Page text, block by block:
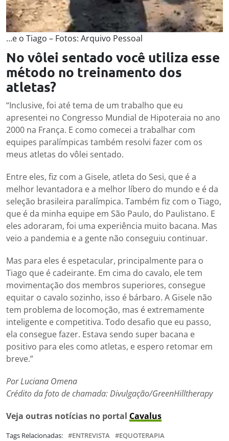
…e o Tiago – Fotos: Arquivo Pessoal
No vôlei sentado você utiliza esse
método no treinamento dos
atletas?
“Inclusive, foi até tema de um trabalho que eu
apresentei no Congresso Mundial de Hipoteraia no ano
2000 na França. E como comecei a trabalhar com
equipes paralímpicas também resolvi fazer com os
meus atletas do vôlei sentado.
Entre eles, fiz com a Gisele, atleta do Sesi, que é a
melhor levantadora e a melhor líbero do mundo e é da
seleção brasileira paralímpica. Também fiz com o Tiago,
que é da minha equipe em São Paulo, do Paulistano. E
eles adoraram, foi uma experiência muito bacana. Mas
veio a pandemia e a gente não conseguiu continuar.
Mas para eles é espetacular, principalmente para o
Tiago que é cadeirante. Em cima do cavalo, ele tem
movimentação dos membros superiores, consegue
equitar o cavalo sozinho, isso é bárbaro. A Gisele não
tem problema de locomoção, mas é extremamente
inteligente e competitiva. Todo desafio que eu passo,
ela consegue fazer. Estava sendo super bacana e
positivo para eles como atletas, e espero retomar em
breve.”
Por Luciana Omena
Crédito da foto de chamada: Divulgação/GreenHilltherapy
Veja outras notícias no portal Cavalus
Tags Relacionadas: ENTREVISTA EQUOTERAPIA